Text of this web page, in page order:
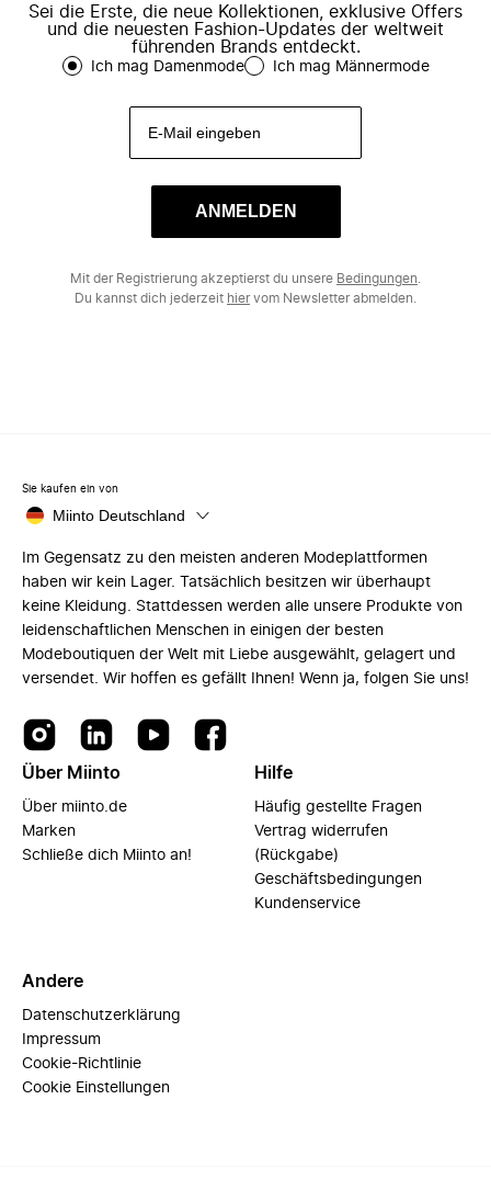
Sei die Erste, die neue Kollektionen, exklusive Offers
und die neuesten Fashion-Updates der weltweit
führenden Brands entdeckt.
Ich mag Damenmode Ich mag Männermode
ANMELDEN
Mit der Registrierung akzeptierst du unsere Bedingungen
Du kannst dich jederzeit hiervom Newsletter abmelden.
Sie kaufen ein von
Miinto Deutschland
Im Gegensatz zu den meisten anderen Modeplattformen
haben wir kein Lager. Tatsächlich besitzen wir überhaupt
keine Kleidung. Stattdessen werden alle unsere Produkte von
leidenschaftlichen Menschen in einigen der besten
Modeboutiquen der Welt mit Liebe ausgewählt, gelagert und
versendet. Wir hoffen es gefällt Ihnen! Wenn ja, folgen Sie uns!
Über Miinto
Über miinto.de
Marken
Schließe dich Miinto an!
Hilfe
Häufig gestellte Fragen
Vertrag widerrufen
(Rückgabe)
Geschäftsbedingungen
Kundenservice
Andere
Datenschutzerklärung
Impressum
Cookie-Richtlinie
Cookie Einstellungen